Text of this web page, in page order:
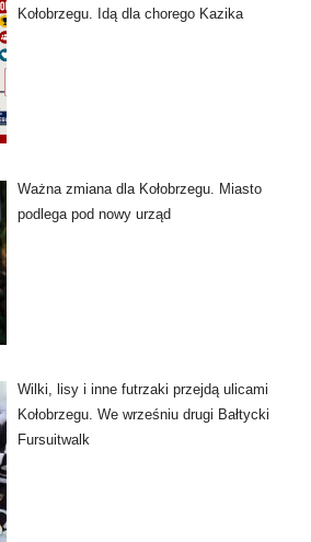
Kołobrzegu. Idą dla chorego Kazika
Ważna zmiana dla Kołobrzegu. Miasto
podlega pod nowy urząd
Wilki, lisy i inne futrzaki przejdą ulicami
Kołobrzegu. We wrześniu drugi Bałtycki
Fursuitwalk